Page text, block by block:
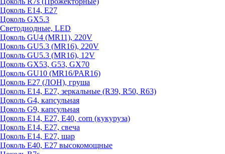
Цоколь E14, E27
Цоколь GX5.3
Светодиодные, LED
Цоколь GU4 (MR11), 220V
Цоколь GU5.3 (MR16), 220V
Цоколь GU5.3 (MR16), 12V
Цоколь GX53, G53, GX70
Цоколь GU10 (MR16/PAR16)
Цоколь Е27 (ЛОН), груша
Цоколь Е14, Е27, зеркальные (R39, R50, R63)
Цоколь G4, капсульная
Цоколь G9, капсульная
Цоколь Е14, Е27, Е40, corn (кукуруза)
Цоколь Е14, Е27, свеча
Цоколь Е14, Е27, шар
Цоколь Е40, Е27 высокомощные